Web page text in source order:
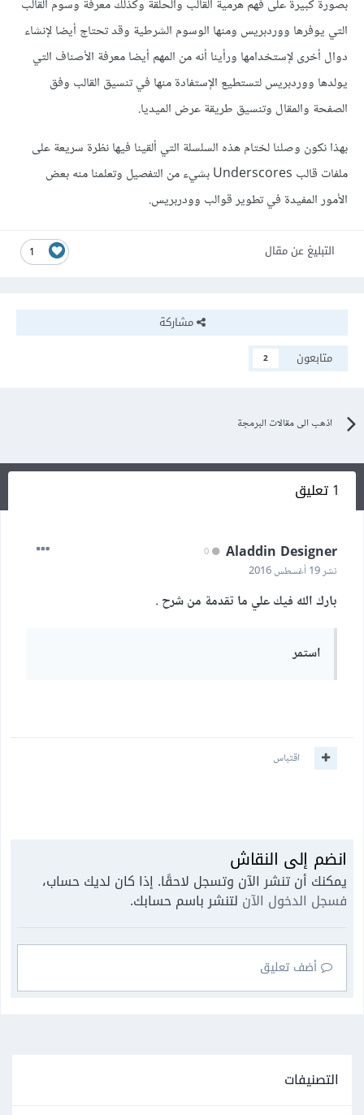
بصورة كبيرة على فهم هرمية القالب والحلقة وكذلك معرفة وسوم القالب
التي يوفرها ووردبريس ومنها الوسوم الشرطية وقد تحتاج أيضا لإنشاء
دوال أخرى لإستخدامها ورأينا أنه من المهم أيضا معرفة الأصناف التي
يولدها ووردبريس لتستطيع الإستفادة منها في تنسيق القالب وفق
الصفحة والمقال وتنسيق طريقة عرض الميديا.
بهذا نكون وصلنا لختام هذه السلسلة التي ألقينا فيها نظرة سريعة على
ملفات قالب Underscores بشيء من التفصيل وتعلمنا منه بعض
الأمور المفيدة في تطوير قوالب وودربريس.
1 التبليغ عن مقال
مشاركة
متابعون
2
اذهب الى مقالات البرمجة
1 تعليق
Aladdin Designer
نشر19 أغسطس 2016
بارك الله فيك علي ما تقدمة من شرح .
استمر
اقتباس
انضم إلى النقاش
يمكنك أن تنشر الآن وتسجل لاحقًا. إذا كان لديك حساب،
فسجل الدخول الآن لتنشر باسم حسابك.
أضف تعليق
التصنيفات